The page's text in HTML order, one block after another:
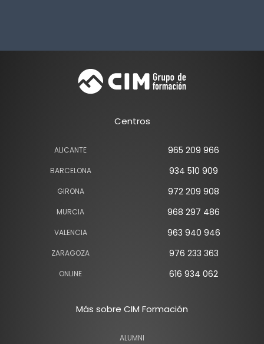
Más sobre CIM Formación
ALUMNI
Centros
ALICANTE 965 209 966
BARCELONA 934 510 909
GIRONA 972 209 908
MURCIA 968 297 486
VALENCIA 963 940 946
ZARAGOZA 976 233 363
ONLINE 616 934 062